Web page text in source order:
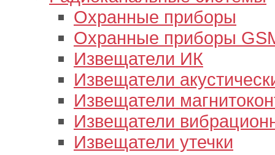
Охранные приборы
Охранные приборы
Извещатели ИК
Извещатели
Извещатели
Извещатели
Извещатели утечки